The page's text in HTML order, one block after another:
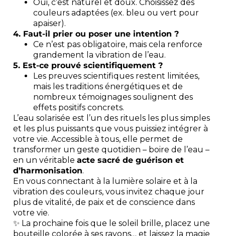
Oui, c’est naturel et doux. Choisissez des
couleurs adaptées (ex. bleu ou vert pour
apaiser).
4. Faut-il prier ou poser une intention ?
Ce n’est pas obligatoire, mais cela renforce
grandement la vibration de l’eau.
5. Est-ce prouvé scientifiquement ?
Les preuves scientifiques restent limitées,
mais les traditions énergétiques et de
nombreux témoignages soulignent des
effets positifs concrets.
L’eau solarisée est l’un des rituels les plus simples
et les plus puissants que vous puissiez intégrer à
votre vie. Accessible à tous, elle permet de
transformer un geste quotidien – boire de l’eau –
en un véritable acte sacré de guérison et
d’harmonisation.
En vous connectant à la lumière solaire et à la
vibration des couleurs, vous invitez chaque jour
plus de vitalité, de paix et de conscience dans
votre vie.
✨ La prochaine fois que le soleil brille, placez une
bouteille colorée à ses rayons… et laissez la magie